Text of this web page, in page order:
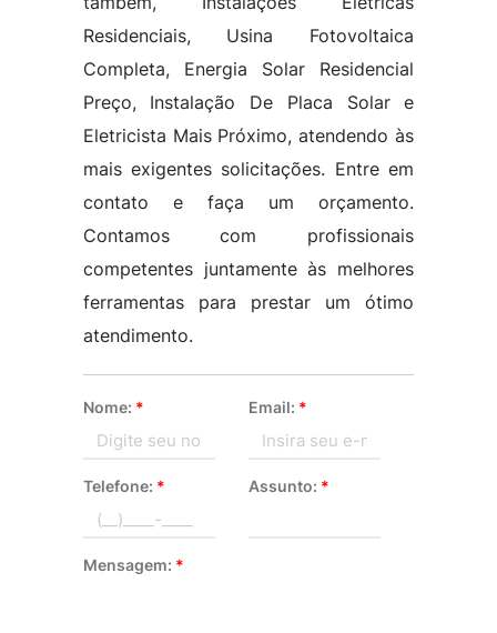
Residenciais, Usina Fotovoltaica
Completa, Energia Solar Residencial
Preço, Instalação De Placa Solar e
Eletricista Mais Próximo, atendendo às
mais exigentes solicitações. Entre em
contato e faça um orçamento.
Contamos com profissionais
competentes juntamente às melhores
ferramentas para prestar um ótimo
atendimento.
Nome: * Email: *
Telefone: * Assunto: *
Mensagem: *